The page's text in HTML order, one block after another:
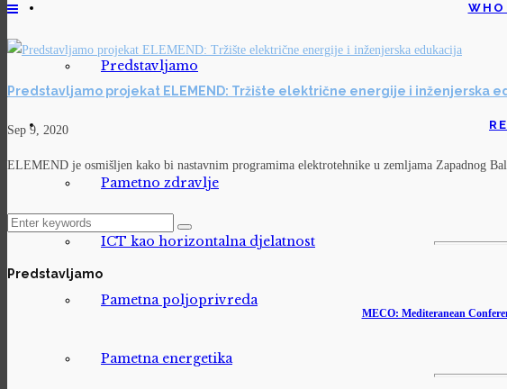
Predstavljamo
Pametno zdravlje
ICT kao horizontalna djelatnost
Pametna poljoprivreda
Pametna energetika
Predstavljamo projekat ELEMEND: Tržište električne energije i inženjerska
Sep 9, 2020
ELEMEND je osmišljen kako bi nastavnim programima elektrotehnike u zemljama Zapadnog
Predstavljamo
MECO: Mediteranean